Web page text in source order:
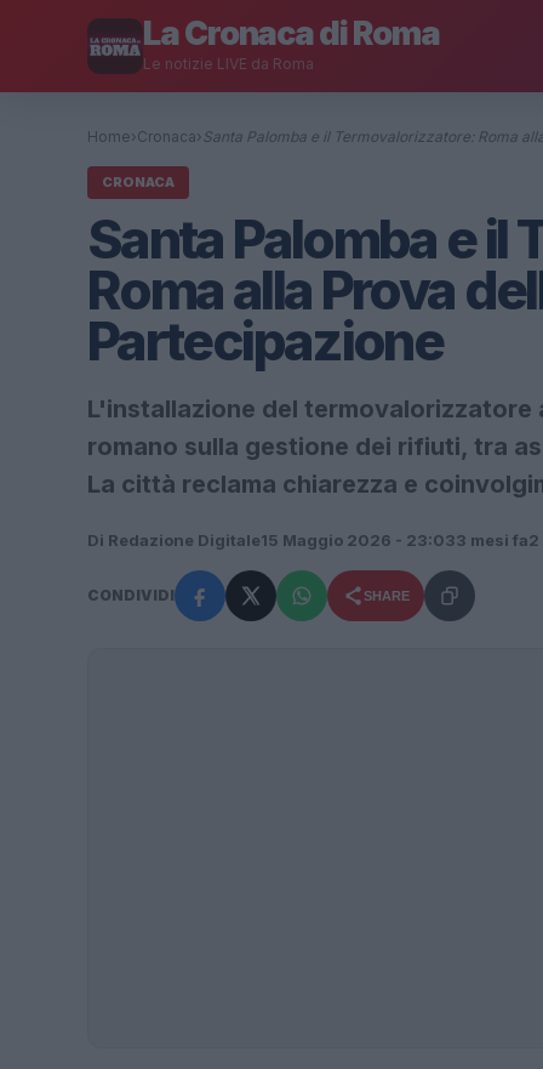
La Cronaca di Roma
Le notizie LIVE da Roma
Home› Cronaca› Santa Palomba e il Termovalorizzatore: Roma
CRONACA
Santa Palomba e
Roma alla Prova
Partecipazione
L'installazione del
romano sulla gestione dei rifiuti, tra
La città reclama chiarezza e
Di Redazione Digitale15 Maggio 2026 - 23:033 mesi fa2
CONDIVIDI SHARE